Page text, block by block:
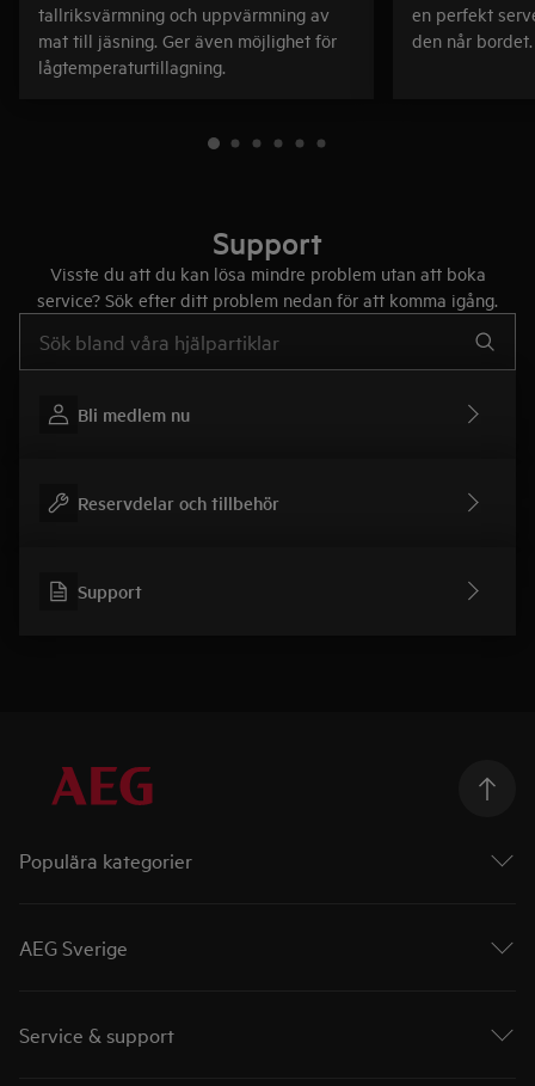
tallriksvärmning och uppvärmning av
mat till jäsning. Ger även möjlighet för
lågtemperaturtillagning.
en perfekt
den når bordet.
Support
Visste du att du kan lösa mindre problem utan att boka
service? Sök efter ditt problem nedan för att komma igång.
Bli medlem nu
Reservdelar och tillbehör
Support
Populära kategorier
Spishällar
Diskmaskiner
Frysar
AEG Sverige
Kampanjer
Priser & Utmärkelser
Service & support